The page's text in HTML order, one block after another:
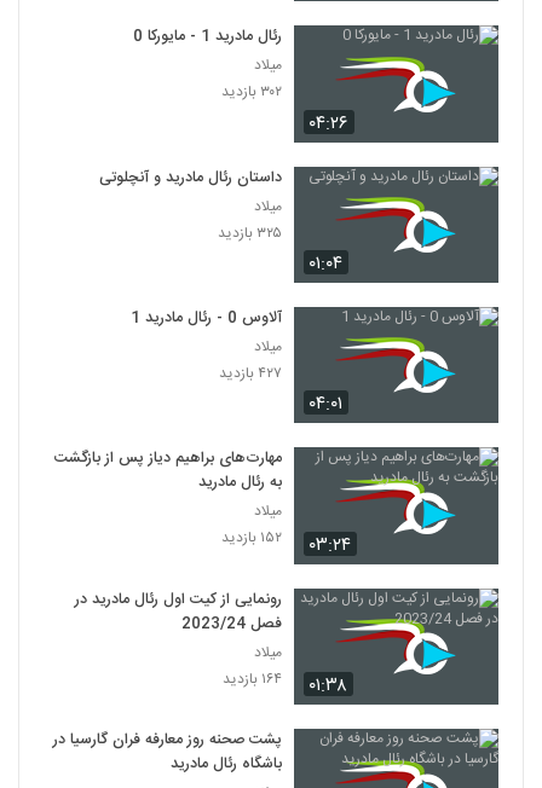
۰۴:۲۶
رئال مادرید 1 - مایورکا 0
میلاد
۳۰۲ بازدید
۰۱:۰۴
داستان رئال مادرید و آنچلوتی
میلاد
۳۲۵ بازدید
۰۴:۰۱
آلاوس 0 - رئال مادرید 1
میلاد
۴۲۷ بازدید
۰۳:۲۴
مهارت‌های براهیم دیاز پس از بازگشت
به رئال مادرید
میلاد
۱۵۲ بازدید
۰۱:۳۸
رونمایی از کیت اول رئال مادرید در
فصل 2023/24
میلاد
۱۶۴ بازدید
پشت صحنه روز معارفه فران گارسیا در
باشگاه رئال مادرید